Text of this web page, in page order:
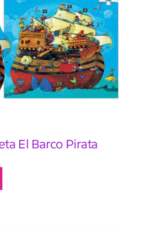
El Barco Pirata